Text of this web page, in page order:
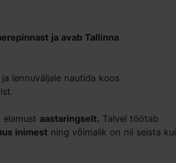
ja avab Tallinna
lennuväljale nautida koos
aastaringselt. Talvel töötab
inimest ning võimalik on nii seista kui